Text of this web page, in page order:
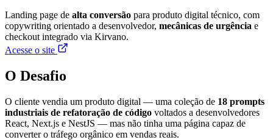
Landing page de alta conversão para produto digital técnico, com
copywriting orientado a desenvolvedor, mecânicas de urgência e
checkout integrado via Kirvano.
Acesse o site
O Desafio
O cliente vendia um produto digital — uma coleção de 18 prompts
industriais de refatoração de código voltados a desenvolvedores
React, Next.js e NestJS — mas não tinha uma página capaz de
converter o tráfego orgânico em vendas reais.